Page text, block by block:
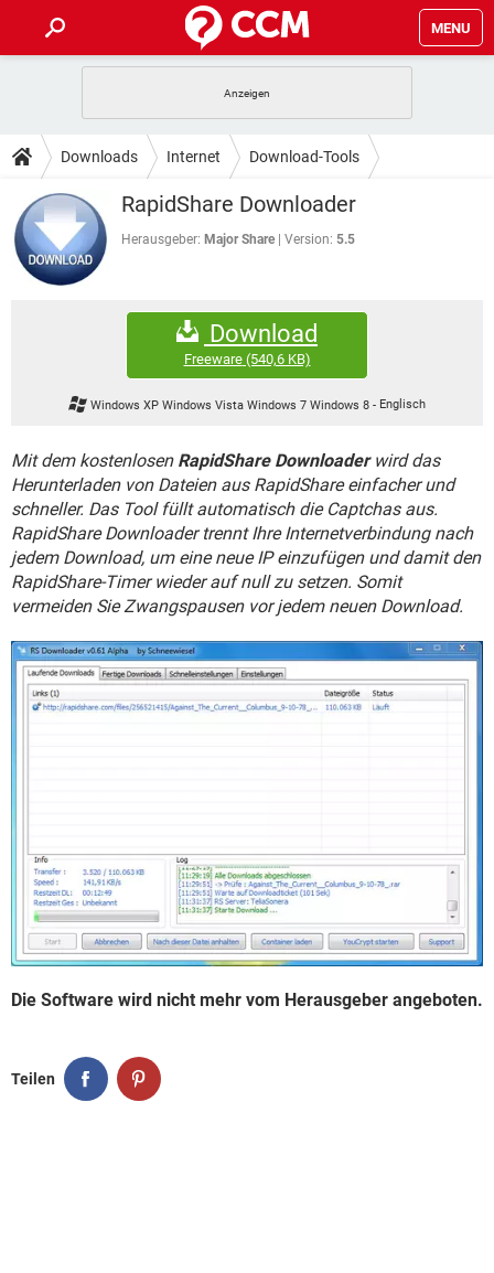
MENU
ANDROID IOS
WINDOWS 10 INSTAGRAM
WHATSAPP TIKTOK
FACEBOOK
TIPPS & TRICKS
SPIELE
ANDROID
WINDOWS 10
HARDWARE
DOWNLOADS
SPIELE STREAMING
ANDROID
INSTAGRAM
TIKTOK
FORUM
IOS
INSTAGRAM
WHATSAPP TIKTOK
STREAMING
WHATSAPP TIKTOK
FACEBOOK HARDWARE
Downloads Internet Download-Tools
RapidShare Downloader
Herausgeber: Major Share Version: 5.5
Download
Freeware(540,6 KB)
Windows XP Windows Vista Windows 7 Windows 8- Englisch
Mit dem kostenlosen RapidShare Downloaderwird das
Herunterladen von Dateien aus RapidShare einfacher und
schneller. Das Tool füllt automatisch die Captchas aus.
RapidShare Downloader trennt Ihre Internetverbindung nach
jedem Download, um eine neue IP einzufügen und damit den
RapidShare-Timer wieder auf null zu setzen. Somit
vermeiden Sie Zwangspausen vor jedem neuen Download.
Die Software wird nicht mehr vom Herausgeber angeboten.
Teilen